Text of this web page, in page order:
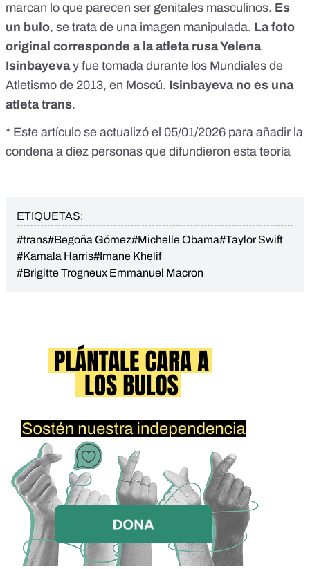
marcan lo que parecen ser genitales masculinos. Es
un bulo, se trata de una imagen manipulada. La foto
original corresponde a la atleta rusa Yelena
Isinbayevay fue tomada durante los Mundiales de
Atletismo de 2013, en Moscú. Isinbayeva no es una
atleta trans.
* Este artículo se actualizó el 05/01/2026 para añadir la
condena a diez personas que difundieron esta teoría
ETIQUETAS:
#trans#Begoña Gómez#Michelle Obama#Taylor Swift
#Kamala Harris#Imane Khelif
#Brigitte Trogneux Emmanuel Macron